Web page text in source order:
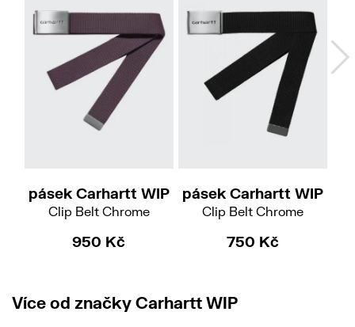
pásek Carhartt WIP
Clip Belt Chrome
950 Kč
pásek Carhartt WIP
Clip Belt Chrome
750 Kč
Více od značky Carhartt WIP